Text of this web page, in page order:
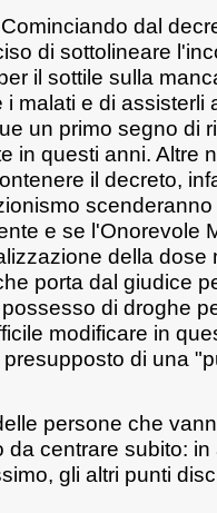
dal
di sottolineare
il sottile sulla
malati e di assisterli
un primo segno di
in questi anni. Altre
il decreto,
e se l'Onorevole
della dose
porta dal giudice
di droghe
modificare in
di una
persone che
centrare subito:
gli altri punti